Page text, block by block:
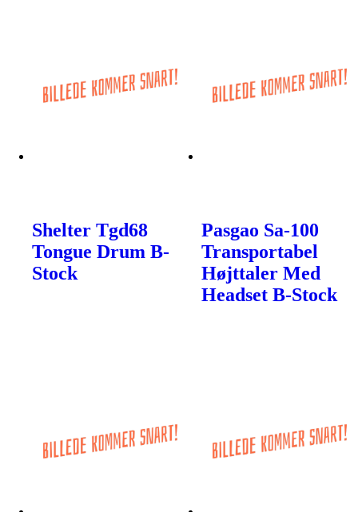
Shelter Tgd68
Tongue Drum B-
Stock
Pasgao Sa-100
Transportabel
Højttaler Med
Headset B-Stock